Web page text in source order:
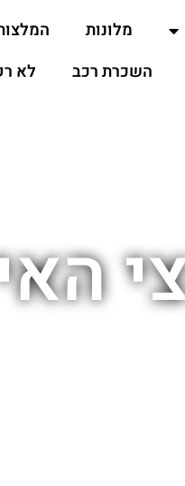
מלונות
השכרת רכב
לא